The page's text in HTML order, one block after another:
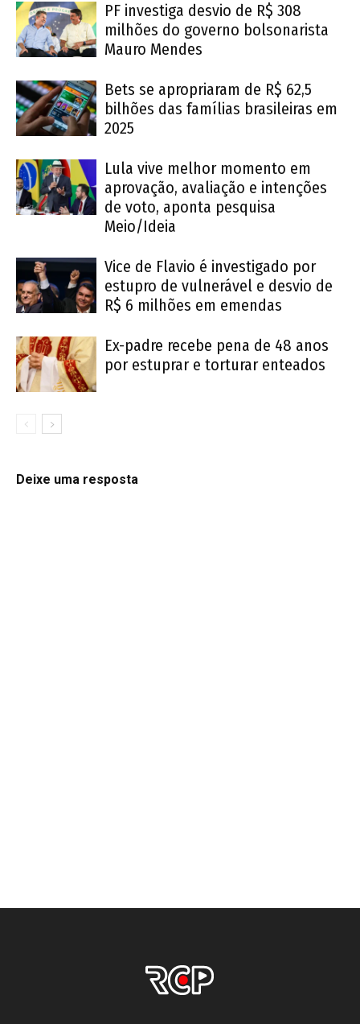
PF investiga desvio de R$ 308
milhões do governo bolsonarista
Mauro Mendes
Bets se apropriaram de R$ 62,5
bilhões das famílias brasileiras em
2025
Lula vive melhor momento em
aprovação, avaliação e intenções
de voto, aponta pesquisa
Meio/Ideia
Vice de Flavio é investigado por
estupro de vulnerável e desvio de
R$ 6 milhões em emendas
Ex-padre recebe pena de 48 anos
por estuprar e torturar enteados
Deixe uma resposta